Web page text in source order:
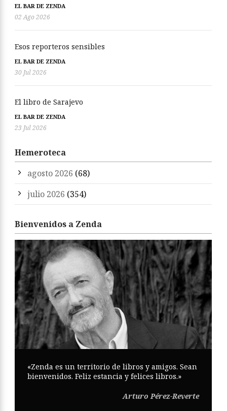
EL BAR DE ZENDA
02 Ago 2026
Esos reporteros sensibles
EL BAR DE ZENDA
30 Jul 2026
El libro de Sarajevo
EL BAR DE ZENDA
23 Jul 2026
Hemeroteca
agosto 2026 (68)
julio 2026 (354)
Bienvenidos a Zenda
«Zenda es un territorio de libros y amigos. Sean
bienvenidos. Feliz estancia y felices libros.»
Arturo Pérez-Reverte